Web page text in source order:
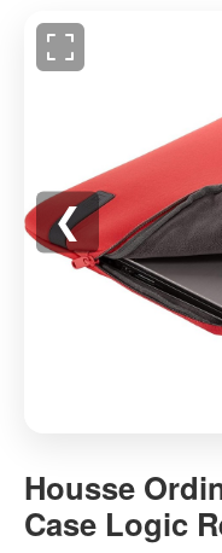
❮
Ordinateur
Portable
14"
Housse
Case Logic